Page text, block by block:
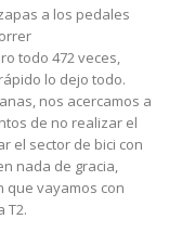
a los pedales
todo 472 veces,
lo dejo todo.
nos acercamos a
de no realizar el
el sector de bici con
nada de gracia,
que vayamos con
T2.